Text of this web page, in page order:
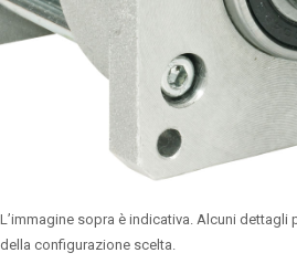
L’immagine sopra è indicativa. Alcuni dettagli
della configurazione scelta.